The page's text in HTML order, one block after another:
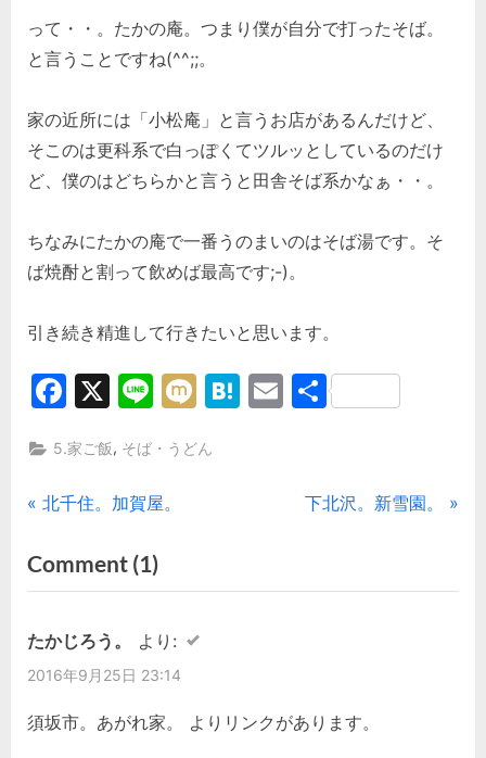
って・・。たかの庵。つまり僕が自分で打ったそば。
と言うことですね(^^;;。
家の近所には「小松庵」と言うお店があるんだけど、
そこのは更科系で白っぽくてツルッとしているのだけ
ど、僕のはどちらかと言うと田舎そば系かなぁ・・。
ちなみにたかの庵で一番うのまいのはそば湯です。そ
ば焼酎と割って飲めば最高です;-)。
引き続き精進して行きたいと思います。
Facebook
X LineMixiHatena
Email
共
5.家ご飯, そば・うどん
投
稿
ナ
ビ
ゲ
ー
P
e
v
o
u
s
北千住。加賀屋。
N
t
t
下北沢。新雪園。
Comment (1)on
“西
新
か
たかじろう。 より:
2016年9月25日 23:14
須坂市。あがれ家。 よりリンクがあります。